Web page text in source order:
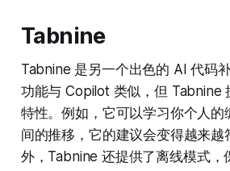
Tabnine
Tabnine 是另一个出色的 AI 代码
功能与 Copilot 类似，但 Tabnine
特性。例如，它可以学习你个人的
间的推移，它的建议会变得越来越
外，Tabnine 还提供了离线模式，